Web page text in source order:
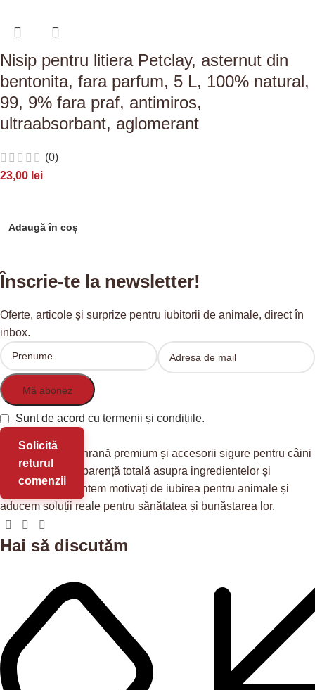
Nisip pentru litiera Petclay, asternut din
bentonita, fara parfum, 5 L, 100% natural,
99, 9% fara praf, antimiros,
ultraabsorbant, aglomerant
(0)
23,00 lei
Adaugă în coș
Înscrie-te la newsletter!
Oferte, articole și surprize pentru iubitorii de animale, direct în
inbox.
Sunt de acord cu termenii și condițiile.
Solicită
returul
comenzii
Redis Petoferă hrană premium și accesorii sigure pentru câini
și pisici, cu transparență totală asupra ingredientelor și
provenienței. Suntem motivați de iubirea pentru animale și
aducem soluții reale pentru sănătatea și bunăstarea lor.
Hai să discutăm